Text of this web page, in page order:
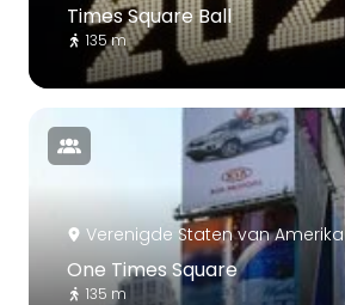
Times Square Ball
135 m
Verenigde Staten van Amerika
One Times Square
135 m